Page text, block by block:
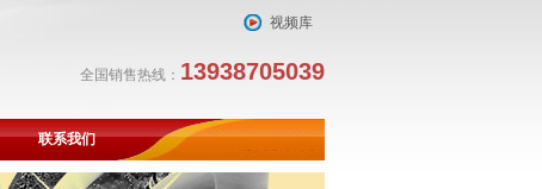
视频库
全国销售热线： 13938705039
联系我们